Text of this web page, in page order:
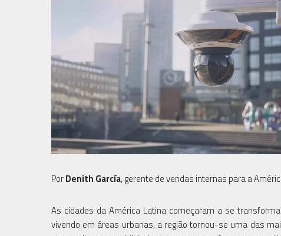
PorDenith García, gerente de vendas internas para a
As cidades da América Latina começaram a se
vivendo em áreas urbanas, a região tornou-se uma das